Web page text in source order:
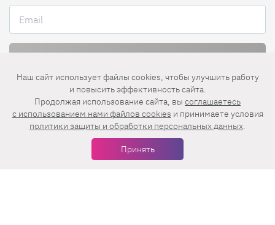
Нажимая на кнопку «Подписаться», вы принимаете условия
пользовательского соглашения
политики конфиденциальности
правила рассылок
Нашли ошибку? Выделите ее и нажмите
Ctrl+Enter
Наш сайт использует файлы cookies, чтобы улучшить работу
и повысить эффективность сайта.
Продолжая использование сайта, вы соглашаетесь
c использованием нами файлов cookies и принимаете условия
политики защиты и обработки персональных данных.
Принять